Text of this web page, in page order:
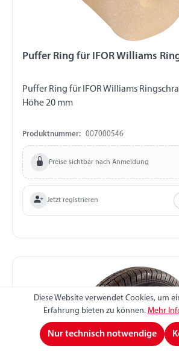
Puffer Ring für IFOR Williams
Puffer Ring für IFOR Williams
Höhe 20 mm
Produktnummer: 007000546
Preise sichtbar nach Anmeldung
Jetzt registrieren
Diese Website verwendet Cookies, um
Erfahrung bieten zu können. Mehr
Nur technisch notwendige